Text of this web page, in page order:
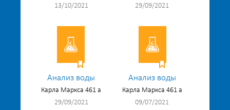
13/10/2021
29/09/2021
Анализ воды
Карла Маркса 461 а
29/09/2021
Анализ воды
Карла Маркса 461 а
09/07/2021